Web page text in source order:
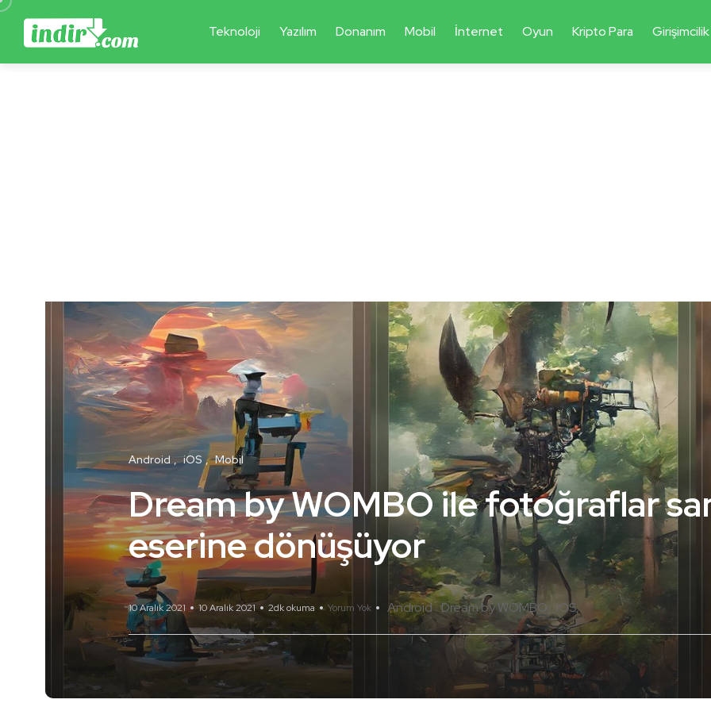
Teknoloji Yazılım Donanım Mobil İnternet Oyun Kripto Para Girişimcilik
Android iOS Mobil
Dream by WOMBO ile fotoğraflar
eserine dönüşüyor
10 Aralık 2021 10 Aralık 2021 2dk okuma Yorum Yok Android Dream by WOMBO iOS